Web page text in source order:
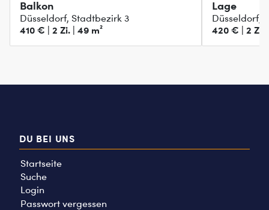
Balkon
Düsseldorf, Stadtbezirk 3
410 € | 2 Zi. | 49 m²
Lage
Düsseldorf,
420 € | 2 Zi.
DU BEI UNS
Startseite
Suche
Login
Passwort vergessen